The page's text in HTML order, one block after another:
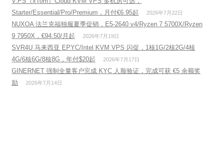
Starter/Essential/Pro/Premium，月付€6.95起
2026年7月22日
NUXOA 法兰克福独服夏季促销，E5-2640 v4/Ryzen 7 5700X/Ryzen
9 7950X，€94.50/月起
2026年7月19日
SVR4U 马来西亚 EPYC/Intel KVM VPS 闪促，1核1G/2核2G/4核
4G/6核6G/8核8G，年付$20起
2026年7月17日
GINERNET 强制全量客户完成 KYC 人脸验证，完成可获 €5 余额奖
励
2026年7月14日